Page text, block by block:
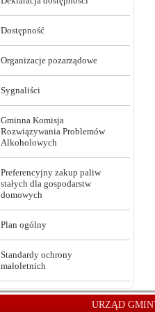
Dostępność
Organizacje pozarządowe
Sygnaliści
Gminna Komisja
Rozwiązywania Problemów
Alkoholowych
Preferencyjny zakup paliw
stałych dla gospodarstw
domowych
Plan ogólny
Standardy ochrony
małoletnich
URZĄD